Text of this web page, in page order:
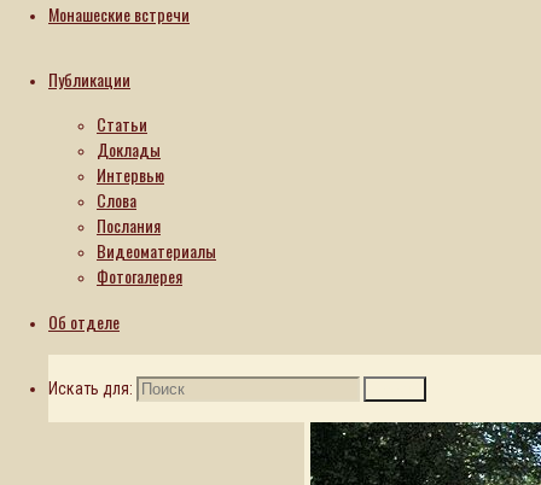
Монашеские встречи
Публикации
Статьи
Доклады
Интервью
Слова
Послания
Видеоматериалы
Фотогалерея
Об отделе
Искать для: